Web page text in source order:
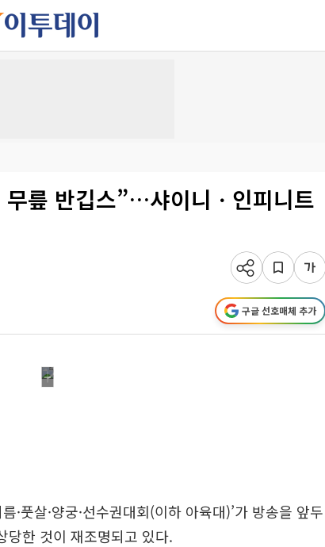
무릎 반깁스”…샤이니ㆍ인피니트
구글 선호매체 추가
·풋살·양궁·선수권대회(이하 아육대)’가 방송을 앞두
당한 것이 재조명되고 있다.